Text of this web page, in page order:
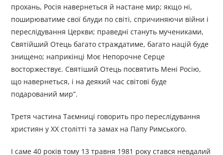
прохань, Росія навернеться й настане мир; якщо ні,
поширюватиме свої блуди по світі, спричиняючи війни і
переслідування Церкви; праведні стануть мучениками,
Святійший Отець багато страждатиме, багато націй буде
знищено; наприкінці Моє Непорочне Серце
восторжествує. Святіший Отець посвятить Мені Росію,
що навернеться, і на деякий час світові буде
подарований мир”.
Третя частина Таємниці говорить про переслідування
християн у XX столітті та замах на Папу Римського.
І саме 40 років тому 13 травня 1981 року стався невдалий